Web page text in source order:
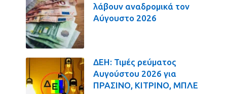
λάβουν αναδρομικά τον
Αύγουστο 2026
ΔΕΗ: Τιμές ρεύματος
Αυγούστου 2026 για
ΠΡΑΣΙΝΟ, ΚΙΤΡΙΝΟ, ΜΠΛΕ